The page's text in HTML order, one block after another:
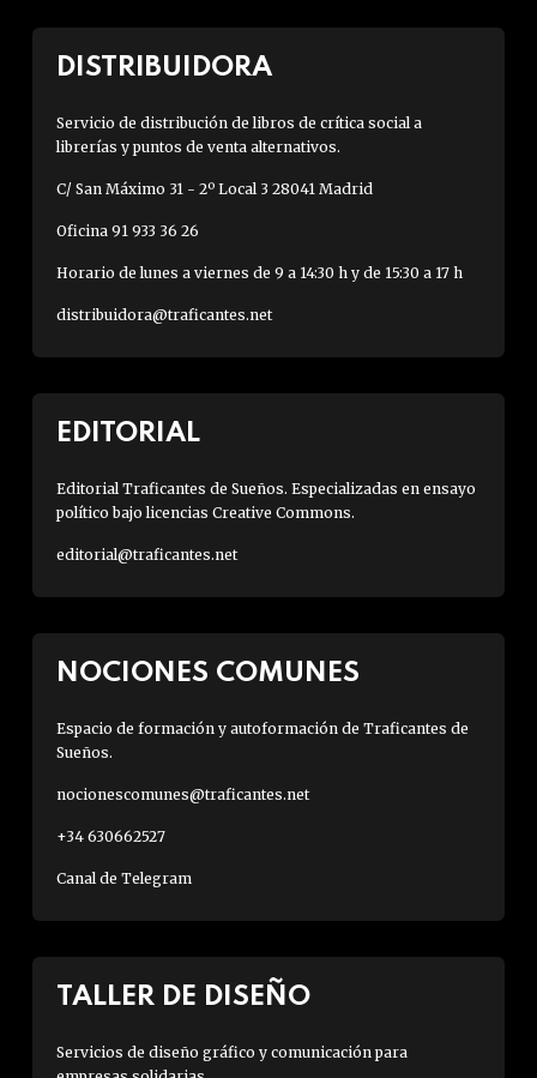
DISTRIBUIDORA
Servicio de distribución de libros de crítica social a
librerías y puntos de venta alternativos.
C/ San Máximo 31 - 2º Local 3 28041 Madrid
Oficina 91 933 36 26
Horario de lunes a viernes de 9 a 14:30 h y de 15:30 a 17 h
distribuidora@traficantes.net
EDITORIAL
Editorial Traficantes de Sueños. Especializadas en ensayo
político bajo licencias Creative Commons.
editorial@traficantes.net
NOCIONES COMUNES
Espacio de formación y autoformación de Traficantes de
Sueños.
nocionescomunes@traficantes.net
+34 630662527
Canal de Telegram
TALLER DE DISEÑO
Servicios de diseño gráfico y comunicación para